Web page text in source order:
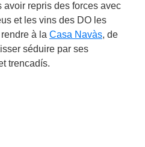
avoir repris des forces avec
et les vins des DO les
à la Casa Navàs, de
séduire par ses
trencadís.